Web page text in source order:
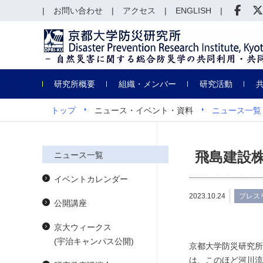
研究所概要 組織・メンバー 研究活動
お問い合わせ アクセス ENGLISH
トップ ニュース・イベント・資料 ニュース一覧
飛島建設
2023.10.24 プレス
京都大学防災研究
は、このほど河川
ニュース一覧
イベントカレンダー
公開講座
京大ウィークス
(宇治キャンパス公開)